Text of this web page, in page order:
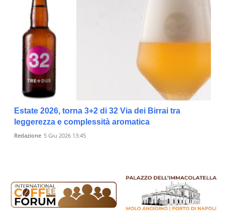
Estate 2026, torna 3+2 di 32 Via dei Birrai tra
leggerezza e complessità aromatica
Redazione 5 Giu 2026 13:45